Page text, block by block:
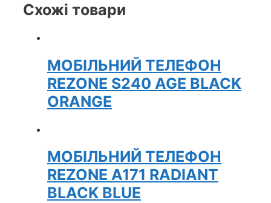
Схожі товари
МОБІЛЬНИЙ ТЕЛЕФОН
REZONE S240 AGE BLACK
ORANGE
МОБІЛЬНИЙ ТЕЛЕФОН
REZONE A171 RADIANT
BLACK BLUE